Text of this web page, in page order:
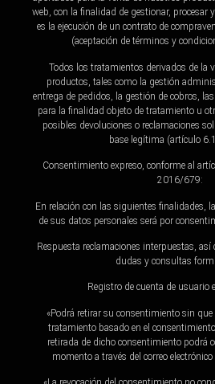
web, con la finalidad de gestionar, procesar
es la ejecución de un contrato de
(aceptación de términos y
Todos los tratamientos derivados de la
productos, tales como la gestión
entrega de pedidos, la gestión de cobros,
para la finalidad objeto de tratamiento u
posibles devoluciones o reclamaciones
base legítima (artículo
Consentimiento expreso, conforme al
2016/679:
En relación con las siguientes finalidades,
de sus datos personales será por
Respuesta reclamaciones interpuestas,
dudas y consultas
Registro de cuenta de usuario
«Podrá retirar su consentimiento sin que
tratamiento basado en el
retirada de dicho consentimiento podrá
momento a través del correo electrónico